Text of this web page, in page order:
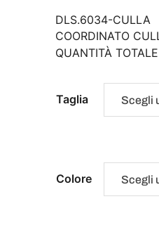
DLS.6034-CULLA
COORDINATO
QUANTITÀ
Taglia
Colore